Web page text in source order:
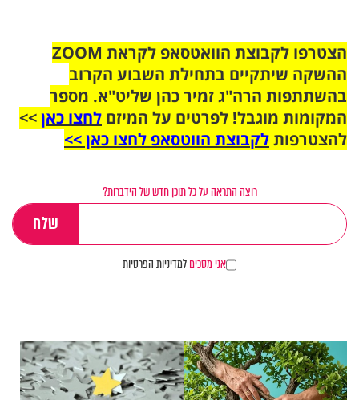
הצטרפו לקבוצת הוואטסאפ לקראת ZOOM
ההשקה שיתקיים בתחילת השבוע הקרוב
בהשתתפות הרה"ג זמיר כהן שליט"א. מספר
המקומות מוגבל! לפרטים על המיזם לחצו כאן>>
להצטרפותלקבוצת הווטסאפ לחצו כאן >>
רוצה התראה על כל תוכן חדש של הידברות?
אני מסכיםלמדיניות הפרטיות